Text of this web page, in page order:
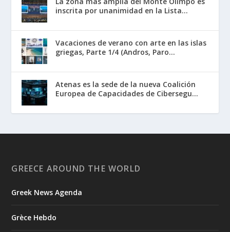
inscrita por unanimidad en la Lista...
Vacaciones de verano con arte en las islas
griegas, Parte 1/4 (Andros, Paro...
Atenas es la sede de la nueva Coalición
Europea de Capacidades de Cibersegu...
GREECE AROUND THE WORLD
Greek News Agenda
Grèce Hebdo